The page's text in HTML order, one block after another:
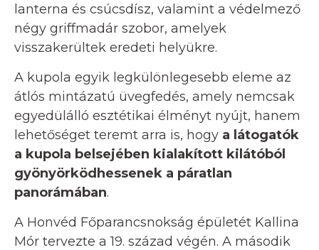
lanterna és csúcsdísz, valamint a védelmező
négy griffmadár szobor, amelyek
visszakerültek eredeti helyükre.
A kupola egyik legkülönlegesebb eleme az
átlós mintázatú üvegfedés, amely nemcsak
egyedülálló esztétikai élményt nyújt, hanem
lehetőséget teremt arra is, hogy a látogatók
a kupola belsejében kialakított kilátóból
gyönyörködhessenek a páratlan
panorámában.
A Honvéd Főparancsnokság épületét Kallina
Mór tervezte a 19. század végén. A második